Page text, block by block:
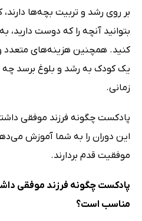
بر روی رشد و تربیت بچه‌ها
بتوانید آنچه را که دوست دارید،
کنید. همچنین هزینه‌های متعدد
یک کودک به رشد و بلوغ برسد چه
زمانی.
پادکست چگونه فرزند موفقی
این دوران را به شما آموزش
موفقیت قدم بردارند.
پادکست چگونه فرزند موفقی
مناسب است؟